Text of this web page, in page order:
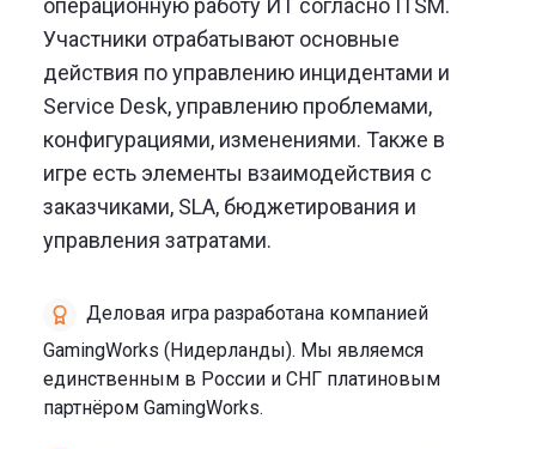
операционную работу ИТ согласно ITSM.
Участники отрабатывают основные
действия по управлению инцидентами и
Service Desk, управлению проблемами,
конфигурациями, изменениями. Также в
игре есть элементы взаимодействия с
заказчиками, SLA, бюджетирования и
управления затратами.
Деловая игра разработана компанией
GamingWorks (Нидерланды). Мы являемся
единственным в России и СНГ платиновым
партнёром GamingWorks.